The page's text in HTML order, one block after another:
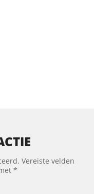
Vereiste velden
*